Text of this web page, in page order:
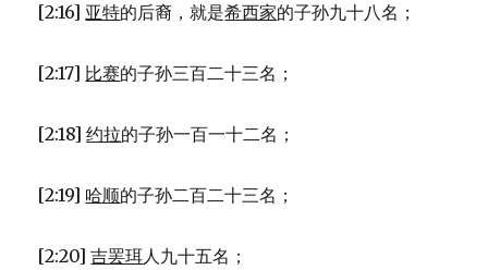
[2:16] 亚特的后裔，就是希西家的子孙九十八名；
[2:17] 比赛的子孙三百二十三名；
[2:18]约拉的子孙一百一十二名；
[2:19] 哈顺的子孙二百二十三名；
[2:20]吉罢珥人九十五名；